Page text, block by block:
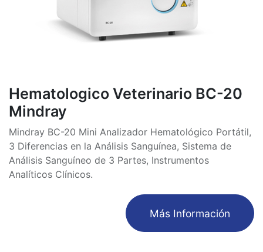
Hematologico Veterinario BC-20
Mindray
Mindray BC-20 Mini Analizador Hematológico Portátil,
3 Diferencias en la Análisis Sanguínea, Sistema de
Análisis Sanguíneo de 3 Partes, Instrumentos
Analíticos Clínicos.
​Más Información